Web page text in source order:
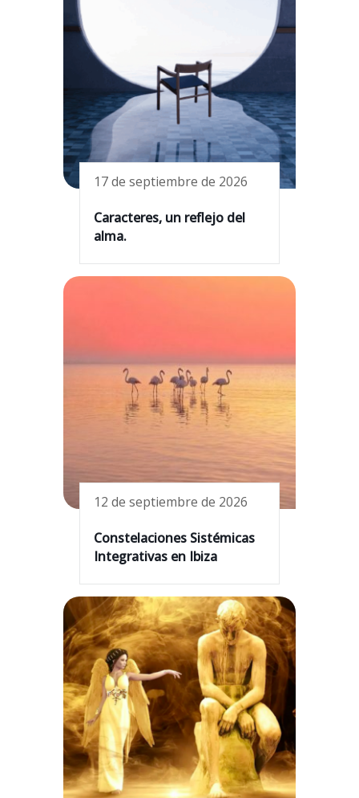
17 de septiembre de 2026
Caracteres, un reflejo del
alma.
12 de septiembre de 2026
Constelaciones Sistémicas
Integrativas en Ibiza